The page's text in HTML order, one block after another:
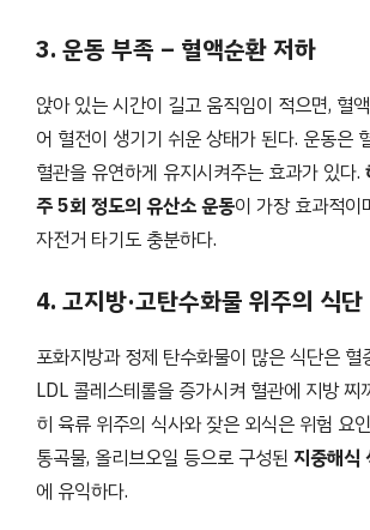
3. 운동 부족 – 혈액순환 저하
앉아 있는 시간이 길고 움직임이 적으면, 혈
어 혈전이 생기기 쉬운 상태가 된다. 운동은
혈관을 유연하게 유지시켜주는 효과가 있다.
주 5회 정도의 유산소 운동이 가장 효과적이
자전거 타기도 충분하다.
4. 고지방·고탄수화물 위주의 식단
포화지방과 정제 탄수화물이 많은 식단은 혈
LDL 콜레스테롤을 증가시켜 혈관에 지방 찌
히 육류 위주의 식사와 잦은 외식은 위험 요
통곡물, 올리브오일 등으로 구성된 지중해식
에 유익하다.